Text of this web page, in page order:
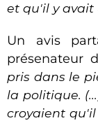
et qu'il y
Un avis
présenateur
pris dans le
la politique.
croyaient